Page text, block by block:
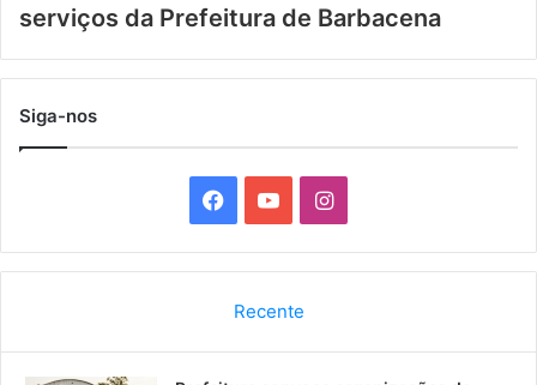
serviços da Prefeitura de Barbacena
Siga-nos
a
o
I
n
Recente